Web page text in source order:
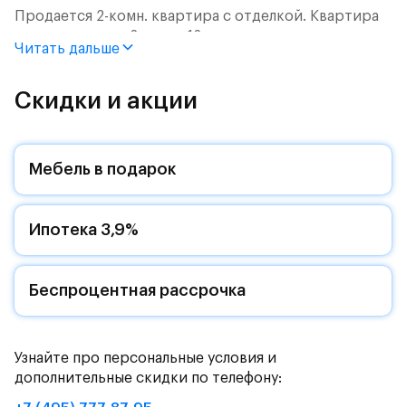
Продается 2-комн. квартира с отделкой. Квартира
расположена на 2 этаже 12 этажного монолитного
дома (Корпус 2.2, Секция 7) в ЖК «Пятницкие Луга»
Цена указана с учетом готовой отделки и кухни.
Жилой комплекс в городском округе
Солнечногорск, рядом с Захаринской поймой и
Митинским лесопарком.
Путь до МКАД на автомобиле займет - 15 минут по
Пятницкому шоссе: специально для жителей будет
обустроен собственный выезд на новую магистраль.
Дорога до метро «Пятницкое шоссе» займет 12
минут на автомобиле или полчаса на автобусе -
общественного транспорта.
Комфортные монолитные дома высотой 11-12 этажей
Читать дальше
Скидки и акции
Мебель в подарок
Ипотека 3,9%
Беспроцентная рассрочка
Узнайте про персональные условия и
дополнительные скидки по телефону: